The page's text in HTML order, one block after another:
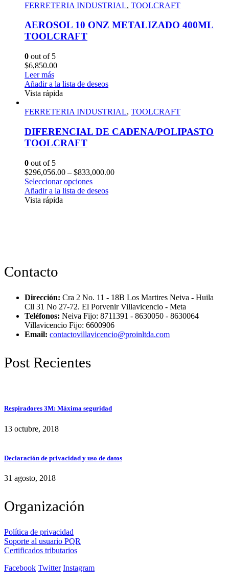
FERRETERIA INDUSTRIAL, TOOLCRAFT
AEROSOL 10 ONZ METALIZADO 400ML
TOOLCRAFT
0 out of 5
$6,850.00
Leer más
Añadir a la lista de deseos
Vista rápida
FERRETERIA INDUSTRIAL, TOOLCRAFT
DIFERENCIAL DE CADENA/POLIPASTO
TOOLCRAFT
0 out of 5
$296,056.00 – $833,000.00
Seleccionar opciones
Añadir a la lista de deseos
Vista rápida
Contacto
Dirección: Cra 2 No. 11 - 18B Los Martires Neiva - Huila
Cll 31 No 27-72. El Porvenir Villavicencio - Meta
Teléfonos: Neiva Fijo: 8711391 - 8630050 - 8630064
Villavicencio Fijo: 6600906
Email: contactovillavicencio@proinltda.com
Post Recientes
Respiradores 3M: Máxima seguridad
13 octubre, 2018
Declaración de privacidad y uso de datos
31 agosto, 2018
Organización
Política de privacidad
Soporte al usuario PQR
Certificados tributarios
Facebook Twitter Instagram